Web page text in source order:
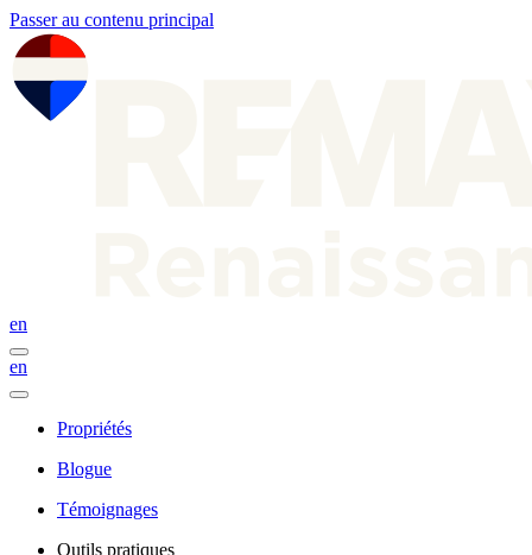
Passer au contenu principal
en
en
Propriétés
Blogue
Témoignages
Outils pratiques